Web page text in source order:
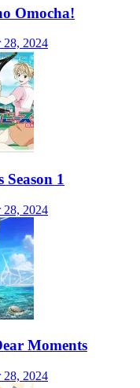
Omocha!
28, 2024
Season 1
28, 2024
Moments
28, 2024